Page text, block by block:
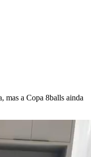
mas a Copa 8balls ainda